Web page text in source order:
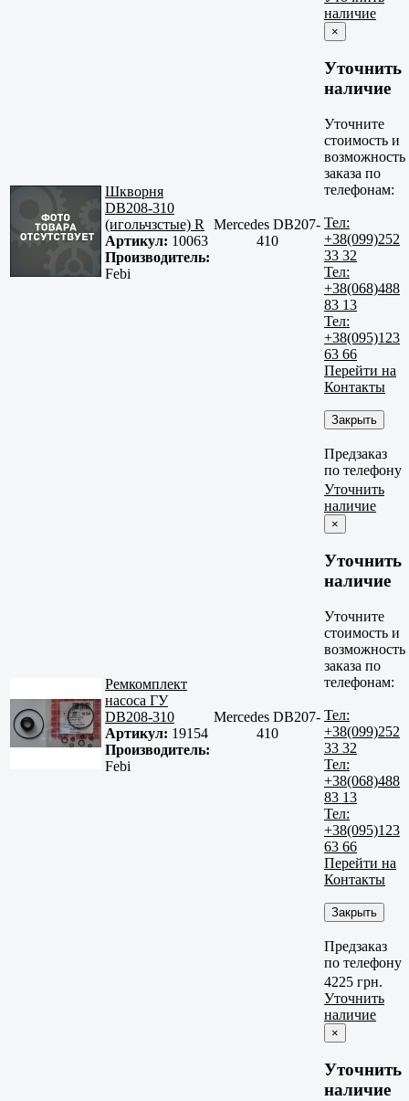
Шкворня
DB208-310
(игольчзстые) R
Артикул: 10063
Производитель:
Febi
Mercedes DB207-
410
наличие
×
Уточнить
наличие
Уточните
стоимость и
возможность
заказа по
телефонам:
Тел:
+38(099)252
33 32
Тел:
+38(068)488
83 13
Тел:
+38(095)123
63 66
Перейти на
Контакты
Закрыть
Предзаказ
по телефону
Ремкомплект
насоса ГУ
DB208-310
Артикул: 19154
Производитель:
Febi
Mercedes DB207-
410
Уточнить
наличие
×
Уточнить
наличие
Уточните
стоимость и
возможность
заказа по
телефонам:
Тел:
+38(099)252
33 32
Тел:
+38(068)488
83 13
Тел:
+38(095)123
63 66
Перейти на
Контакты
Закрыть
Предзаказ
по телефону
4225 грн.
Уточнить
наличие
×
Уточнить
наличие